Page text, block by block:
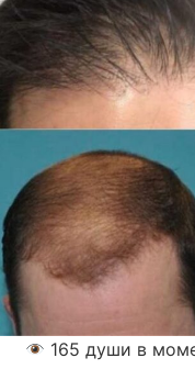
165 души в